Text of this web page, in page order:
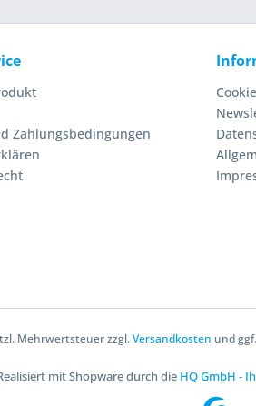
Zahlungsbedingungen
Mehrwertsteuer zzgl.Versandkosten und
mit Shopware durch die HQ GmbH -